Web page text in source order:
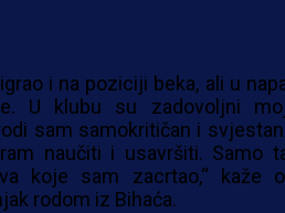
i na poziciji beka, ali u
U klubu su zadovoljni
sam samokritičan i
naučiti i usavršiti. Samo
koje sam zacrtao,“ kaže
rodom iz Bihaća.